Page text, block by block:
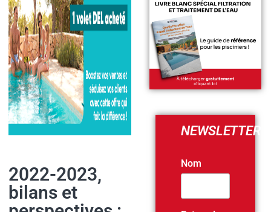
2022-2023,
bilans et
NEWSLETTER
Nom